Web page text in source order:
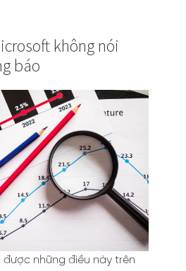
không nói
báo
được những điều này trên